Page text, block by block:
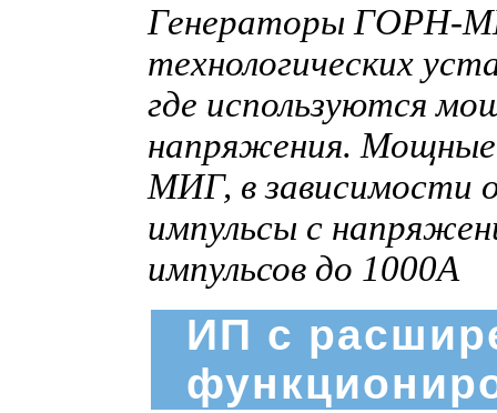
Генераторы ГОРН-
технологических
где используются
напряжения.
МИГ, в зависимости
импульсы c
импульсов до 1000А
ИП с